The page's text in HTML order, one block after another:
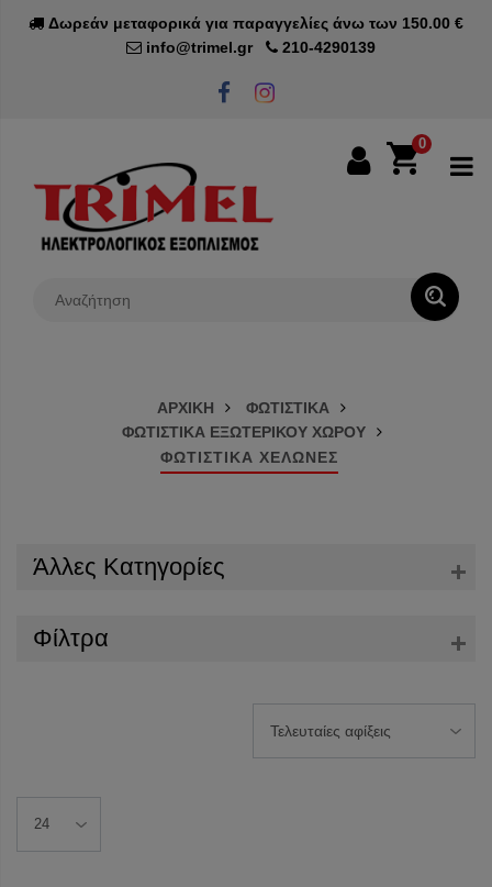
Δωρεάν μεταφορικά για παραγγελίες άνω των 150.00 €
info@trimel.gr
210-4290139
0
ΑΡΧΙΚΗ
ΦΩΤΙΣΤΙΚΑ
ΦΩΤΙΣΤΙΚΑ ΕΞΩΤΕΡΙΚΟΥ ΧΩΡΟΥ
ΦΩΤΙΣΤΙΚΑ ΧΕΛΩΝΕΣ
Άλλες Κατηγορίες
Φίλτρα